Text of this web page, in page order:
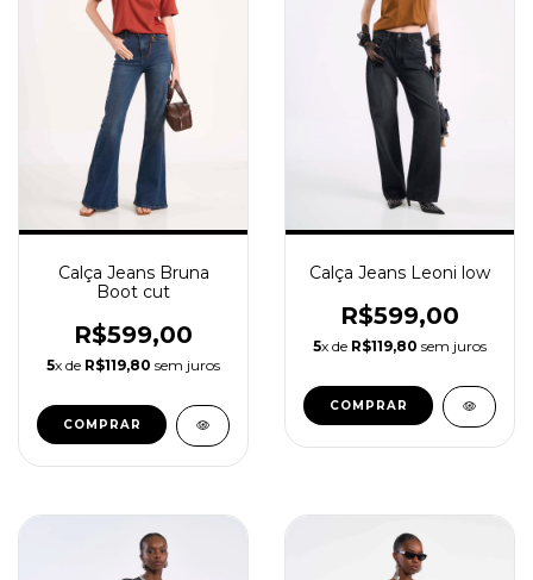
Calça Jeans Bruna
Boot cut
R$599,00
5x de R$119,80 sem juros
COMPRAR
Calça Jeans Leoni low
R$599,00
5x de R$119,80 sem juros
COMPRAR